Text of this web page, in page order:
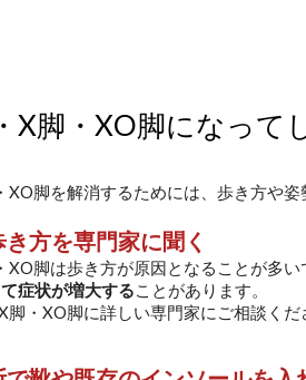
X脚・XO脚になって
XO脚を解消するためには、歩き方や姿
方を専門家に聞く
XO脚は歩き方が原因となることが多い
症状が増大することがあります。
脚・XO脚に詳しい専門家にご相談くだ